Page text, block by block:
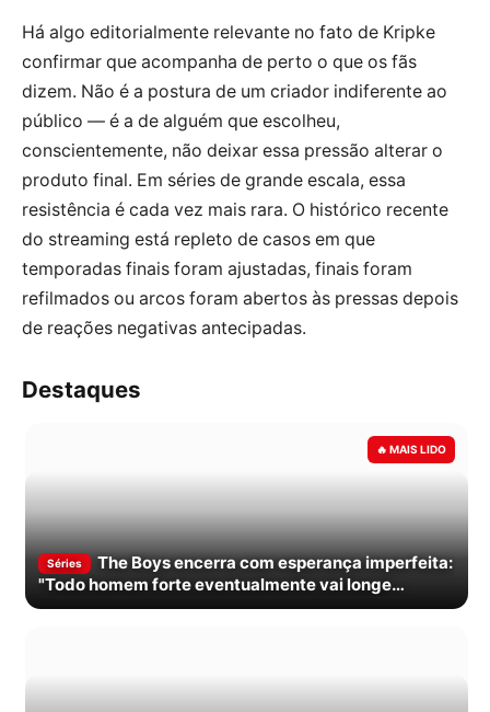
Há algo editorialmente relevante no fato de Kripke
confirmar que acompanha de perto o que os fãs
dizem. Não é a postura de um criador indiferente ao
público — é a de alguém que escolheu,
conscientemente, não deixar essa pressão alterar o
produto final. Em séries de grande escala, essa
resistência é cada vez mais rara. O histórico recente
do streaming está repleto de casos em que
temporadas finais foram ajustadas, finais foram
refilmados ou arcos foram abertos às pressas depois
de reações negativas antecipadas.
Destaques
Séries
The Boys encerra com esperança imperfeita:
"Todo homem forte eventualmente vai longe
demais"